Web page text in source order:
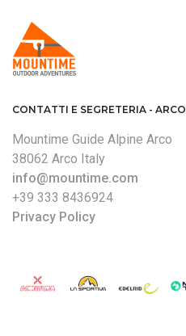
CONTATTI E SEGRETERIA - ARCO
Mountime Guide Alpine Arco
38062 Arco Italy
info@mountime.com
+39 333 8436924
Privacy Policy